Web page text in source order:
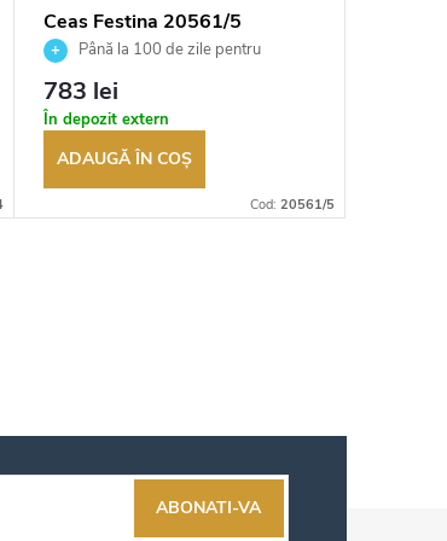
Ceas Festina 20561/5
Până la 100 de zile pentru
returnarea bunurilor. Vânzător
autorizat
783 lei
În depozit extern
ADAUGĂ ÎN COŞ
Cod: 20561/5
ABONATI-VA